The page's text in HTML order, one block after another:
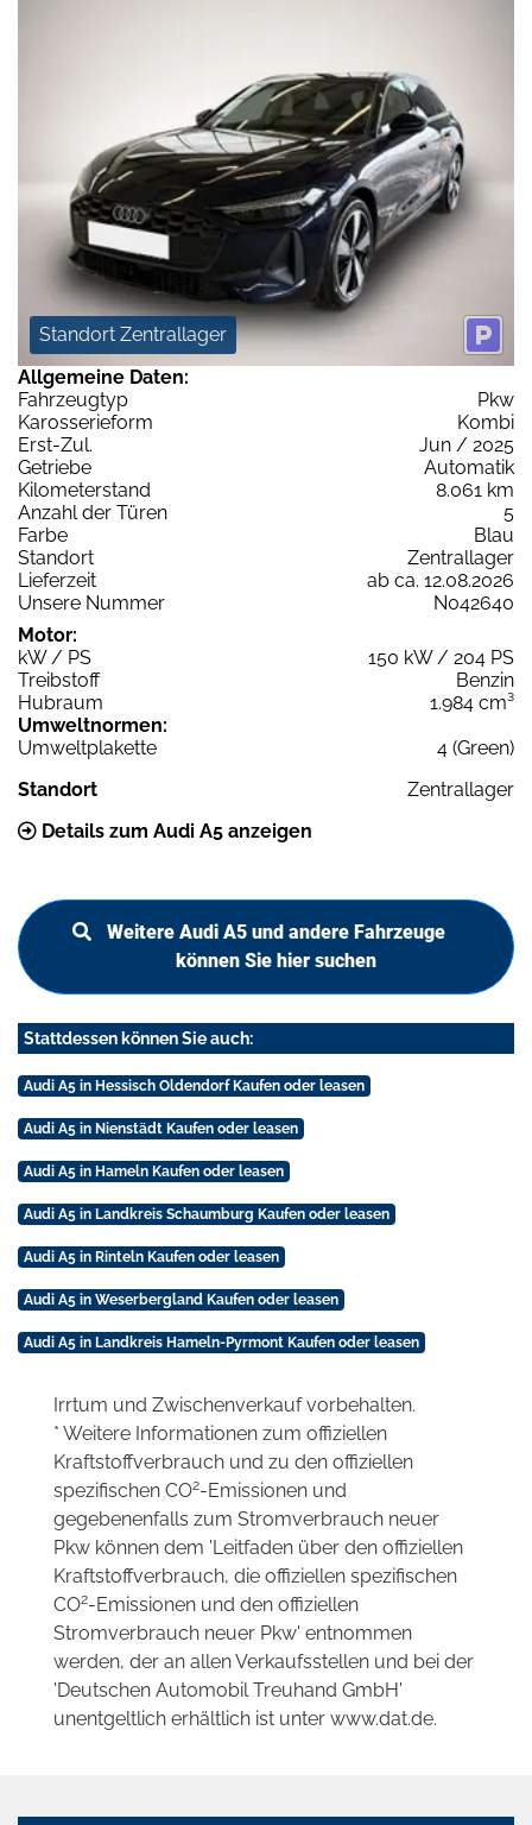
Standort Zentrallager
Allgemeine Daten:
Fahrzeugtyp
Pkw
Karosserieform
Kombi
Erst-Zul.
Jun / 2025
Getriebe
Automatik
Kilometerstand
8.061 km
Anzahl der Türen
5
Farbe
Blau
Standort
Zentrallager
Lieferzeit
ab ca. 12.08.2026
Unsere Nummer
N042640
Motor:
kW / PS
150 kW / 204 PS
Treibstoff
Benzin
Hubraum
1.984 cm³
Umweltnormen:
Umweltplakette
4 (Green)
Standort
Zentrallager
Details zum Audi A5 anzeigen
Weitere Audi A5 und andere Fahrzeuge
können Sie hier suchen
Stattdessen können Sie auch:
Audi A5 in Hessisch Oldendorf Kaufen oder leasen
Audi A5 in Nienstädt Kaufen oder leasen
Audi A5 in Hameln Kaufen oder leasen
Audi A5 in Landkreis Schaumburg Kaufen oder leasen
Audi A5 in Rinteln Kaufen oder leasen
Audi A5 in Weserbergland Kaufen oder leasen
Audi A5 in Landkreis Hameln-Pyrmont Kaufen oder leasen
Irrtum und Zwischenverkauf vorbehalten.
* Weitere Informationen zum offiziellen
Kraftstoffverbrauch und zu den offiziellen
spezifischen CO2-Emissionen und
gegebenenfalls zum Stromverbrauch neuer
Pkw können dem 'Leitfaden über den offiziellen
Kraftstoffverbrauch, die offiziellen spezifischen
CO2-Emissionen und den offiziellen
Stromverbrauch neuer Pkw' entnommen
werden, der an allen Verkaufsstellen und bei der
'Deutschen Automobil Treuhand GmbH'
unentgeltlich erhältlich ist unter www.dat.de.